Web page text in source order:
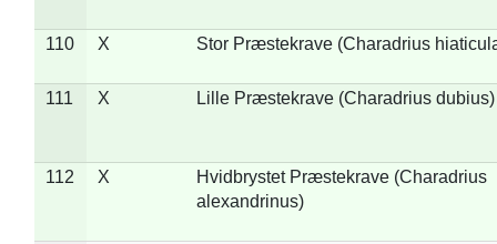
110 X Stor Præstekrave (Charadrius
111 X Lille Præstekrave (Charadrius dubius)
112 X
Hvidbrystet Præstekrave (Charadrius
alexandrinus)